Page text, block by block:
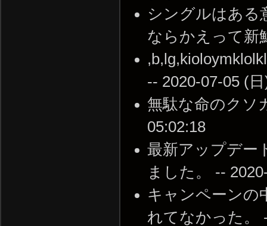
シングルはある
ならかえって新
-- 2020-07-05 (
無駄な命のクソ
05:02:18
最新アップデー
ました。 --
キャンペーンの
れてなかった。